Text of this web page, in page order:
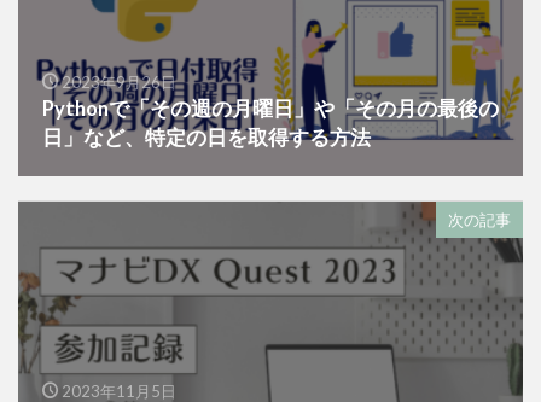
2023年9月26日
Pythonで「その週の月曜日」や「その月の最後の
日」など、特定の日を取得する方法
次の記事
2023年11月5日